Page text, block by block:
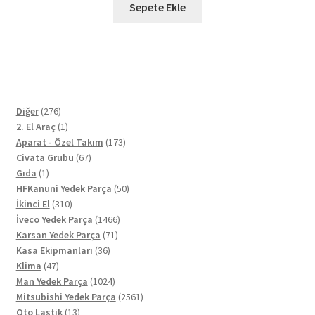
Sepete Ekle
Diğer 276276
ürün
2. El Araç 11
ürün
Aparat - Özel Takım 173173
Civata Grubu 6767
Gıda 11
ürün
HFKanuni Yedek Parça 5050
İkinci El 310310
ürün
İveco Yedek Parça 14661466
ürün
Karsan Yedek Parça 7171
Kasa Ekipmanları 3636
Klima 4747
ürün
Man Yedek Parça 10241024
ürün
Mitsubishi Yedek Parça 25612561
Oto Lastik 1313